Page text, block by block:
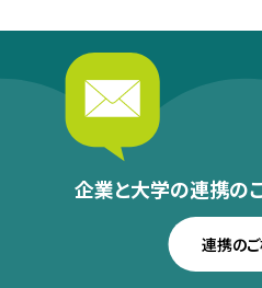
企業と大学の連携のこ
連携の